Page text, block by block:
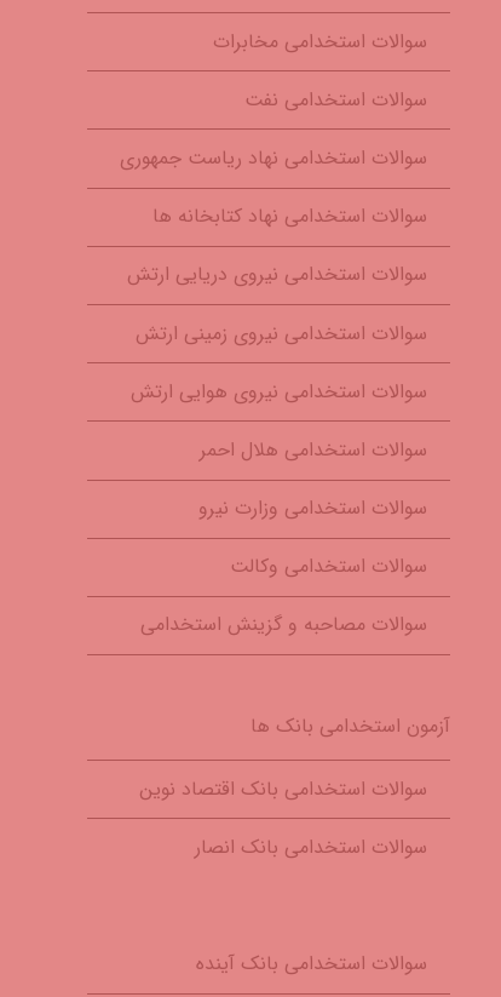
سوالات استخدامی مخابرات
سوالات استخدامی نفت
سوالات استخدامی نهاد ریاست جمهوری
سوالات استخدامی نهاد کتابخانه ها
سوالات استخدامی نیروی دریایی ارتش
سوالات استخدامی نیروی زمینی ارتش
سوالات استخدامی نیروی هوایی ارتش
سوالات استخدامی هلال احمر
سوالات استخدامی وزارت نیرو
سوالات استخدامی وکالت
سوالات مصاحبه و گزینش استخدامی
آزمون استخدامی بانک ها
سوالات استخدامی بانک اقتصاد نوین
سوالات استخدامی بانک انصار
سوالات استخدامی بانک آینده